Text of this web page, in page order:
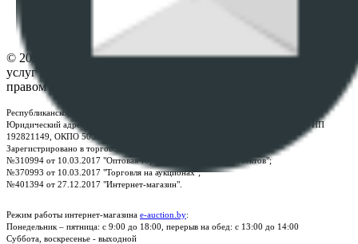
Настройки cookie-файлов
© 2026 Республиканское унитарное предприятие по оказанию
услуг "БелЮрОбеспечение" - Все права защищены авторским
правом
Республиканское унитарное предприятие по оказанию услуг "БелЮрОбеспечение"
Юридический адрес: г. Минск, пр-т. Дзержинского, 1Б, e-mail:
, УНП
192821149, ОКПО 500111895000
Зарегистрировано в торговом реестре Республики Беларусь:
№310994 от 10.03.2017 "Оптовая торговля без торговых объектов";
№370993 от 10.03.2017 "Торговля на аукционах";
№401394 от 27.12.2017 "Интернет-магазин".
Режим работы интернет-магазина e-auction.by:
Понедельник – пятница: с 9:00 до 18:00, перерыв на обед: с 13:00 до 14:00
Суббота, воскресенье - выходной